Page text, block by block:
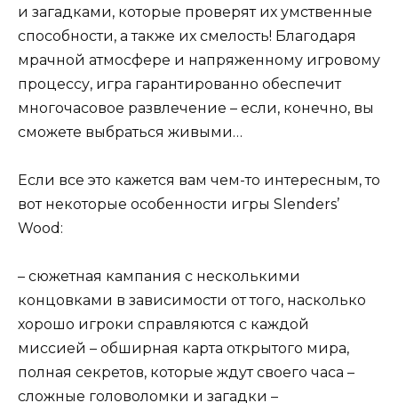
и загадками, которые проверят их умственные
способности, а также их смелость! Благодаря
мрачной атмосфере и напряженному игровому
процессу, игра гарантированно обеспечит
многочасовое развлечение – если, конечно, вы
сможете выбраться живыми…
Если все это кажется вам чем-то интересным, то
вот некоторые особенности игры Slenders’
Wood:
– сюжетная кампания с несколькими
концовками в зависимости от того, насколько
хорошо игроки справляются с каждой
миссией – обширная карта открытого мира,
полная секретов, которые ждут своего часа –
сложные головоломки и загадки –